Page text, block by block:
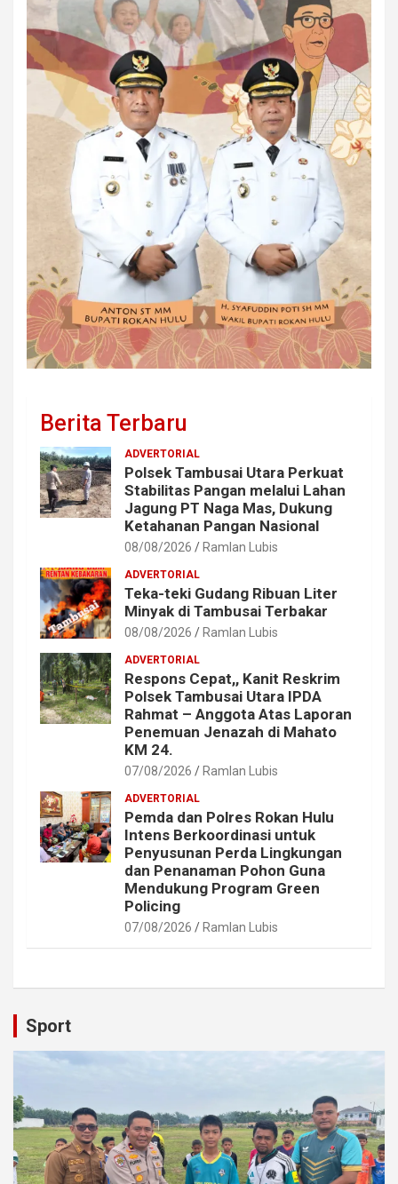
Berita Terbaru
ADVERTORIAL
Polsek Tambusai Utara Perkuat
Stabilitas Pangan melalui Lahan
Jagung PT Naga Mas, Dukung
Ketahanan Pangan Nasional
08/08/2026 Ramlan Lubis
ADVERTORIAL
Teka-teki Gudang Ribuan Liter
Minyak di Tambusai Terbakar
08/08/2026 Ramlan Lubis
ADVERTORIAL
Respons Cepat,, Kanit Reskrim
Polsek Tambusai Utara IPDA
Rahmat – Anggota Atas Laporan
Penemuan Jenazah di Mahato
KM 24.
07/08/2026 Ramlan Lubis
ADVERTORIAL
Pemda dan Polres Rokan Hulu
Intens Berkoordinasi untuk
Penyusunan Perda Lingkungan
dan Penanaman Pohon Guna
Mendukung Program Green
Policing
07/08/2026 Ramlan Lubis
Sport